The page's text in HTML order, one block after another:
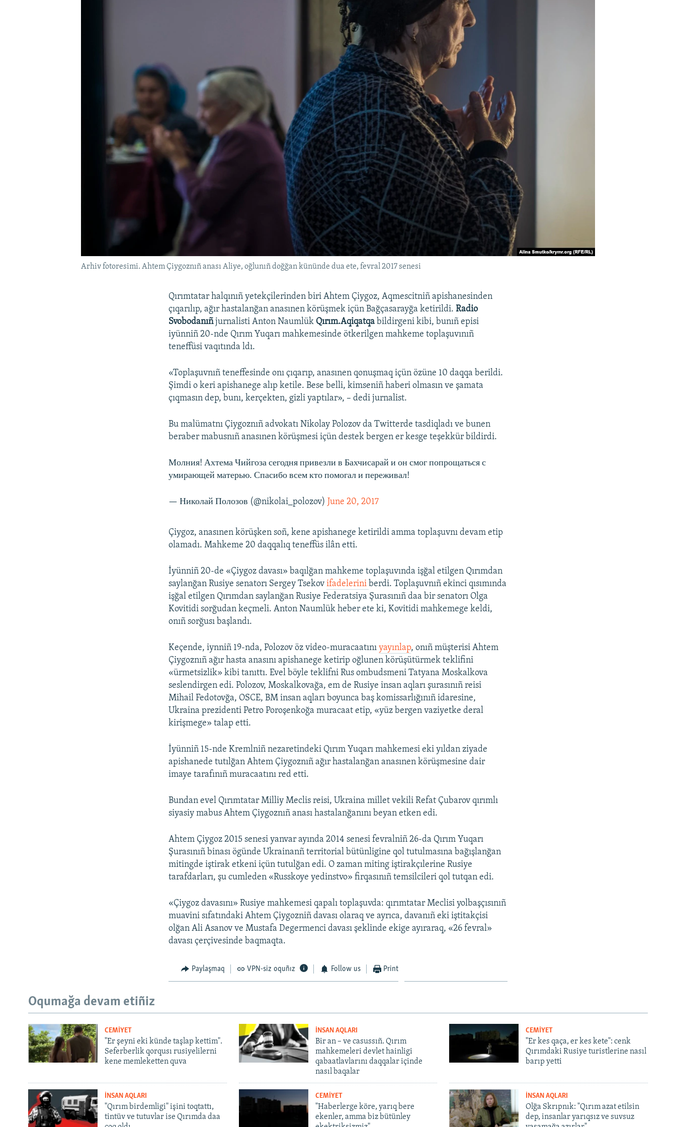
Arhiv fotoresimi. Ahtem Çiygoznıñ anası Aliye, oğlunıñ doğğan kününde dua ete, fevral 2017 senesi
Qırımtatar halqınıñ yetekçilerinden biri Ahtem Çiygoz, Aqmescitniñ apishanesinden
çıqarılıp, ağır hastalanğan anasınen körüşmek içün Bağçasarayğa ketirildi.Radio
Svobodanıñjurnalisti Anton Naumlük Qırım.Aqiqatqa bildirgeni kibi, bunıñ episi
iyünniñ 20-nde Qırım Yuqarı mahkemesinde ötkerilgen mahkeme toplaşuvınıñ
teneffüsi vaqıtında ldı.
«Toplaşuvnıñ teneffesinde onı çıqarıp, anasınen qonuşmaq içün özüne 10 daqqa berildi.
Şimdi o keri apishanege alıp ketile. Bese belli, kimseniñ haberi olmasın ve şamata
çıqmasın dep, bunı, kerçekten, gizli yaptılar», – dedi jurnalist.
Bu malümatnı Çiygoznıñ advokatı Nikolay Polozov da Twitterde tasdiqladı ve bunen
beraber mabusnıñ anasınen körüşmesi içün destek bergen er kesge teşekkür bildirdi.
Молния! Ахтема Чийгоза сегодня привезли в Бахчисарай и он смог попрощаться с
умирающей матерью. Спасибо всем кто помогал и переживал!
— Николай Полозов (@nikolai_polozov) June 20, 2017
Çiygoz, anasınen körüşken soñ, kene apishanege ketirildi amma toplaşuvnı devam etip
olamadı. Mahkeme 20 daqqalıq teneffüs ilân etti.
İyünniñ 20-de «Çiygoz davası» baqılğan mahkeme toplaşuvında işğal etilgen Qırımdan
saylanğan Rusiye senatorı Sergey Tsekovifadelerini berdi. Toplaşuvnıñ ekinci qısımında
işğal etilgen Qırımdan saylanğan Rusiye Federatsiya Şurasınıñ daa bir senatorı Olga
Kovitidi sorğudan keçmeli. Anton Naumlük heber ete ki, Kovitidi mahkemege keldi,
onıñ sorğusı başlandı.
Keçende, iynniñ 19-nda, Polozov öz video-muracaatınıyayınlap, onıñ müşterisi Ahtem
Çiygoznıñ ağır hasta anasını apishanege ketirip oğlunen körüşütürmek teklifini
«ürmetsizlik» kibi tanıttı. Evel böyle teklifni Rus ombudsmeni Tatyana Moskalkova
seslendirgen edi. Polozov, Moskalkovağa, em de Rusiye insan aqları şurasınıñ reisi
Mihail Fedotovğa, OSCE, BM insan aqları boyunca baş komissarlığınıñ idaresine,
Ukraina prezidenti Petro Poroşenkoğa muracaat etip, «yüz bergen vaziyetke deral
kirişmege» talap etti.
İyünniñ 15-nde Kremlniñ nezaretindeki Qırım Yuqarı mahkemesi eki yıldan ziyade
apishanede tutılğan Ahtem Çiygoznıñ ağır hastalanğan anasınen körüşmesine dair
imaye tarafınıñ muracaatını red etti.
Bundan evel Qırımtatar Milliy Meclis reisi, Ukraina millet vekili Refat Çubarov qırımlı
siyasiy mabus Ahtem Çiygoznıñ anası hastalanğanını beyan etken edi.
Ahtem Çiygoz 2015 senesi yanvar ayında 2014 senesi fevralniñ 26-da Qırım Yuqarı
Şurasınıñ binası ögünde Ukrainanñ territorial bütünligine qol tutulmasına bağışlanğan
mitingde iştirak etkeni içün tutulğan edi. O zaman miting iştirakçılerine Rusiye
tarafdarları, şu cumleden «Russkoye yedinstvo» firqasınıñ temsilcileri qol tutqan edi.
«Çiygoz davasını» Rusiye mahkemesi qapalı toplaşuvda: qırımtatar Meclisi yolbaşçısınıñ
muavini sıfatındaki Ahtem Çiygozniñ davası olaraq ve ayrıca, davanıñ eki iştitakçisi
olğan Ali Asanov ve Mustafa Degermenci davası şeklinde ekige ayıraraq, «26 fevral»
davası çerçivesinde baqmaqta.
Paylaşmaq VPN-siz oquñız Follow us Print
Oqumağa devam etiñiz
CEMİYET
"Er şeyni eki künde taşlap kettim".
Seferberlik qorqusı rusiyelilerni
kene memleketten quva
İNSAN AQLARI
Bir an – ve casussıñ. Qırım
mahkemeleri devlet hainligi
qabaatlavlarını daqqalar içinde
nasıl baqalar
CEMİYET
"Er kes qaça, er kes kete": cenk
Qırımdaki Rusiye turistlerine nasıl
barıp yetti
İNSAN AQLARI
"Qırım birdemligi" işini toqtattı,
tintüv ve tutuvlar ise Qırımda daa
CEMİYET
"Haberlerge köre, yarıq bere
ekenler, amma biz bütünley
İNSAN AQLARI
Olğa Skrıpnık: "Qırım azat etilsin
dep, insanlar yarıqsız ve suvsuz